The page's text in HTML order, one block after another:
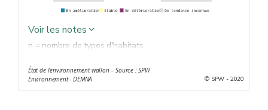
Voir les notes
n = nombre de types d'habitats
conditions climatiques et physico-chimiques particulières
État de l’environnement wallon – Source : SPW
Environnement - DEMNA
© SPW - 2020